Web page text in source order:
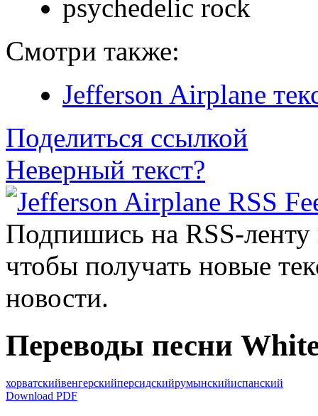
psychedelic rock
Смотри также:
Jefferson Airplane
Поделиться ссылкой
Неверный текст?
Подпишись на RSS-
чтобы получать новые
новости.
Переводы песни
хорватскийвенгерскийперсидскийрумынскийиспанский
Download PDF